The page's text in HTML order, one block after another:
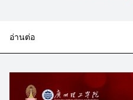
อ่านต่อ